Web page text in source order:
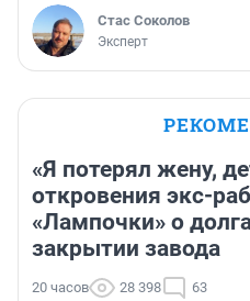
Стас Соколов
Эксперт
«Я потерял жену,
откровения экс-
«Лампочки» о
закрытии завода
20 часов 28 398 63